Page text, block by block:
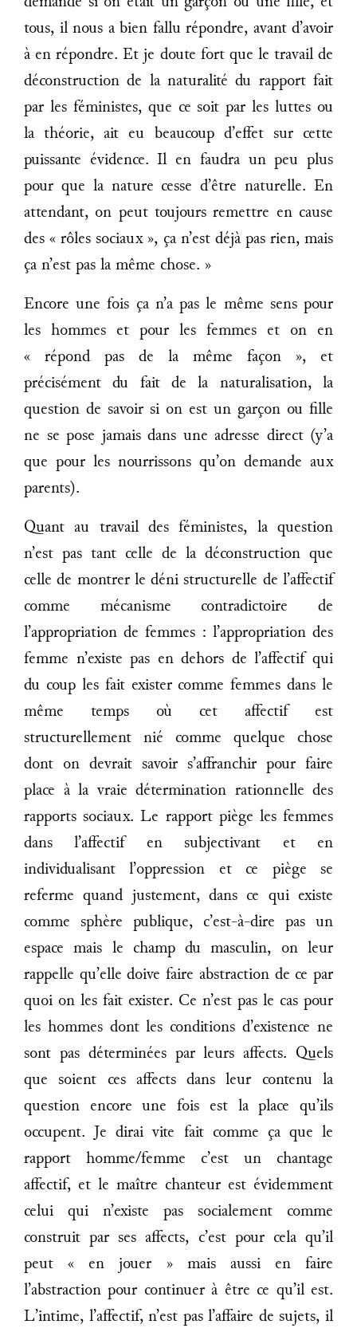
tous, il nous a bien fallu répondre, avant d’avoir
à en répondre. Et je doute fort que le travail de
déconstruction de la naturalité du rapport fait
par les féministes, que ce soit par les luttes ou
la théorie, ait eu beaucoup d’effet sur cette
puissante évidence. Il en faudra un peu plus
pour que la nature cesse d’être naturelle. En
attendant, on peut toujours remettre en cause
des « rôles sociaux », ça n’est déjà pas rien, mais
ça n’est pas la même chose. »
Encore une fois ça n’a pas le même sens pour
les hommes et pour les femmes et on en
« répond pas de la même façon », et
précisément du fait de la naturalisation, la
question de savoir si on est un garçon ou fille
ne se pose jamais dans une adresse direct (y’a
que pour les nourrissons qu’on demande aux
parents).
Quant au travail des féministes, la question
n’est pas tant celle de la déconstruction que
celle de montrer le déni structurelle de l’affectif
comme mécanisme contradictoire de
l’appropriation de femmes : l’appropriation des
femme n’existe pas en dehors de l’affectif qui
du coup les fait exister comme femmes dans le
même temps où cet affectif est
structurellement nié comme quelque chose
dont on devrait savoir s’affranchir pour faire
place à la vraie détermination rationnelle des
rapports sociaux. Le rapport piège les femmes
dans l’affectif en subjectivant et en
individualisant l’oppression et ce piège se
referme quand justement, dans ce qui existe
comme sphère publique, c’est-à-dire pas un
espace mais le champ du masculin, on leur
rappelle qu’elle doive faire abstraction de ce par
quoi on les fait exister. Ce n’est pas le cas pour
les hommes dont les conditions d’existence ne
sont pas déterminées par leurs affects. Quels
que soient ces affects dans leur contenu la
question encore une fois est la place qu’ils
occupent. Je dirai vite fait comme ça que le
rapport homme/femme c’est un chantage
affectif, et le maître chanteur est évidemment
celui qui n’existe pas socialement comme
construit par ses affects, c’est pour cela qu’il
peut « en jouer » mais aussi en faire
l’abstraction pour continuer à être ce qu’il est.
L’intime, l’affectif, n’est pas l’affaire de sujets, il